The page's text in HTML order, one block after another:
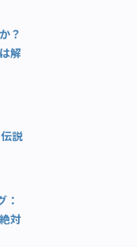
？
解
説
：
対